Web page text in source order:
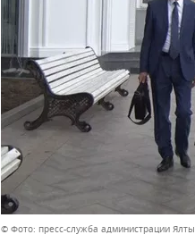
© Фото: пресс-служба администрации Ялты